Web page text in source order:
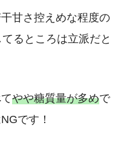
甘さ控えめな程度の
るところは立派だと
やや糖質量が多めで
です！